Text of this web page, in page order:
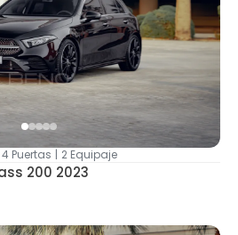
4 Puertas | 2 Equipaje
200 2023